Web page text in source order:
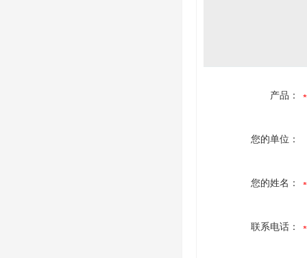
产品：
您的单位：
您的姓名：
联系电话：